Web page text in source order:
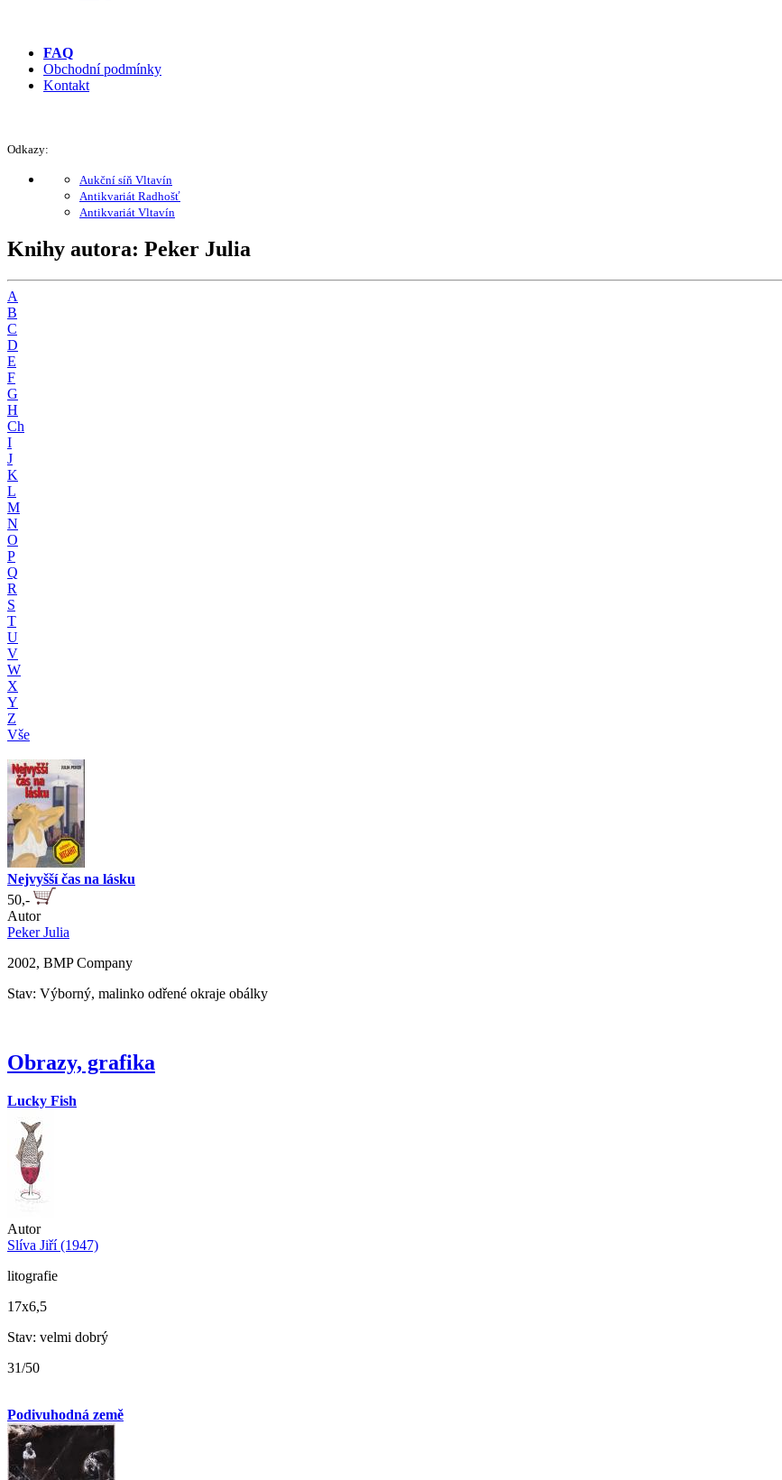
FAQ
Obchodní podmínky
Kontakt
Odkazy:
Aukční síň Vltavín
Antikvariát Radhošť
Antikvariát Vltavín
Knihy autora: Peker Julia
A
B
C
D
E
F
G
H
Ch
I
J
K
L
M
N
O
P
Q
R
S
T
U
V
W
X
Y
Z
Vše
Nejvyšší čas na lásku
50,-
Autor
Peker Julia
2002, BMP Company
Stav: Výborný, malinko odřené okraje obálky
Obrazy, grafika
Lucky Fish
Autor
Slíva Jiří (1947)
litografie
17x6,5
Stav: velmi dobrý
31/50
Podivuhodná země